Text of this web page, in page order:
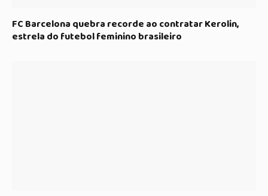
FC Barcelona quebra recorde ao contratar Kerolin,
estrela do futebol feminino brasileiro